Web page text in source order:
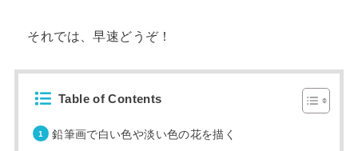
それでは、早速どうぞ！
Table of Contents
鉛筆画で白い色や淡い色の花を描く